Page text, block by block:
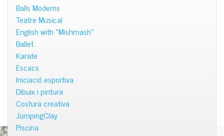
Balls Moderns
Teatre Musical
English with «Mishmash»
Ballet
Karate
Escacs
Iniciació esportiva
Dibuix i pintura
Costura creativa
JumpingClay
Piscina